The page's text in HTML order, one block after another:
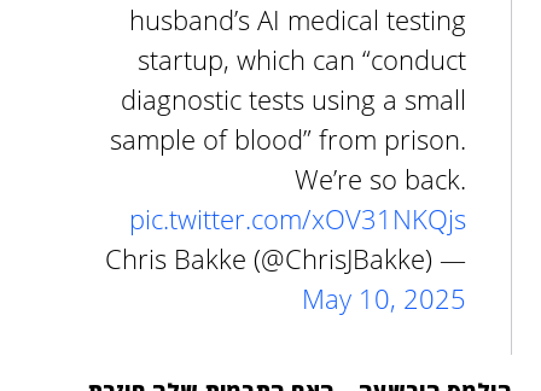
husband’s AI medical testing
startup, which can “conduct
diagnostic tests using a small
sample of blood” from prison.
We’re so back.
pic.twitter.com/xOV31NKQjs
— Chris Bakke (@ChrisJBakke)
May 10, 2025